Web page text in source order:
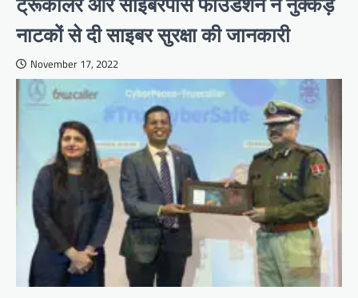
नाटकों से दी साइबर सुरक्षा की जानकारी
November 17, 2022